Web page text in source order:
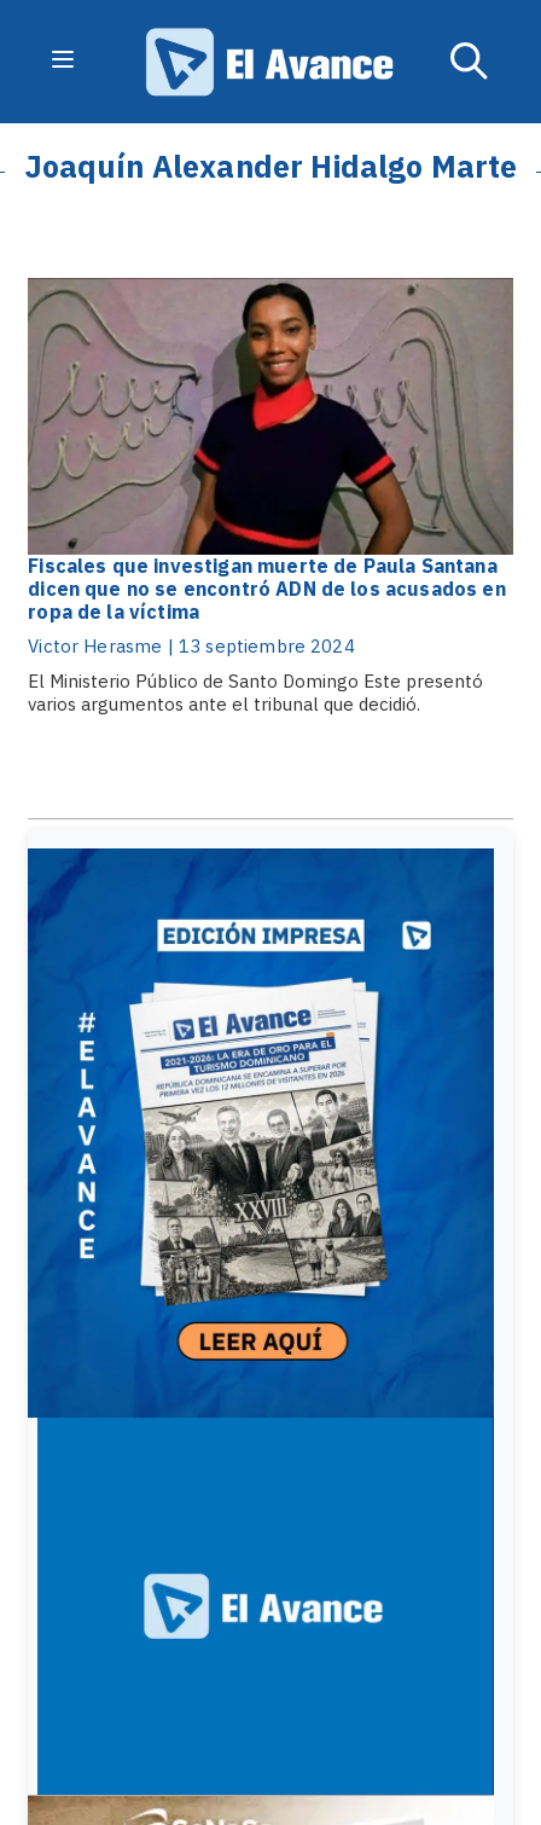
Joaquín Alexander Hidalgo Marte
Fiscales que investigan muerte de Paula Santana
dicen que no se encontró ADN de los acusados en
ropa de la víctima
Victor Herasme | 13 septiembre 2024
El Ministerio Público de Santo Domingo Este presentó
varios argumentos ante el tribunal que decidió.